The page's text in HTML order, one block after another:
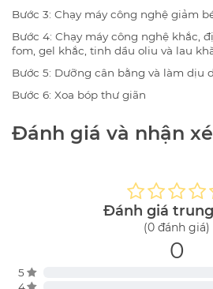
Bước 3: Chạy máy công nghệ giảm
Bước 4: Chạy máy công nghệ khắc,
fom, gel khắc, tinh dầu oliu và lau
Bước 5: Dưỡng cân bằng và làm dịu
Bước 6: Xoa bóp thư giãn
Đánh giá và nhận
Đánh giá
(0 đánh giá)
0
5